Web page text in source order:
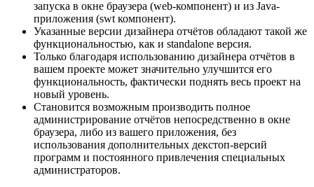
запуска в окне браузера (web-компонент) и из Java-
приложения (swt компонент).
Указанные версии дизайнера отчётов обладают такой же
функциональностью, как и standalone версия.
Только благодаря использованию дизайнера отчётов в
вашем проекте может значительно улучшится его
функциональность, фактически поднять весь проект на
новый уровень.
Становится возможным производить полное
администрирование отчётов непосредственно в окне
браузера, либо из вашего приложения, без
использования дополнительных декстоп-версий
программ и постоянного привлечения специальных
администраторов.